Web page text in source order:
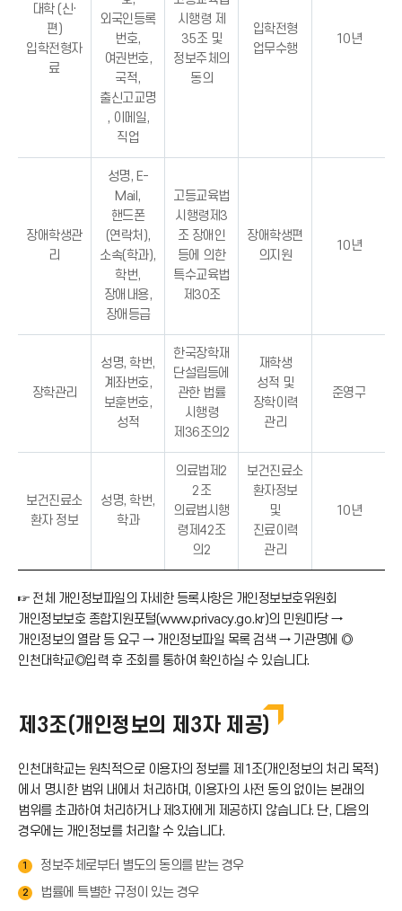
대학 (신·
편)
입학전형자
료
외국인등록
번호,
여권번호,
국적,
출신고교명
, 이메일,
직업
시행령 제
35조 및
정보주체의
동의
입학전형
업무수행
10년
장애학생관
리
성명, E-
Mail,
핸드폰
(연락처),
소속(학과),
학번,
장애내용,
장애등급
고등교육법
시행령제3
조 장애인
등에 의한
특수교육법
제30조
장애학생편
의지원
10년
장학관리
성명, 학번,
계좌번호,
보훈번호,
성적
한국장학재
단설립등에
관한 법률
시행령
제36조의2
재학생
성적 및
장학이력
관리
준영구
보건진료소
환자 정보
성명, 학번,
학과
의료법제2
2조
의료법시행
령제42조
의2
보건진료소
환자정보
및
진료이력
관리
10년
☞ 전체 개인정보파일의 자세한 등록사항은 개인정보보호위원회
개인정보보호 종합지원포털(www.privacy.go.kr)의 민원마당 →
개인정보의 열람 등 요구 → 개인정보파일 목록 검색 → 기관명에 ◎
인천대학교◎입력 후 조회를 통하여 확인하실 수 있습니다.
제3조(개인정보의 제3자 제공)
인천대학교는 원칙적으로 이용자의 정보를 제1조(개인정보의 처리 목적)
에서 명시한 범위 내에서 처리하며, 이용자의 사전 동의 없이는 본래의
범위를 초과하여 처리하거나 제3자에게 제공하지 않습니다. 단, 다음의
경우에는 개인정보를 처리할 수 있습니다.
1 정보주체로부터 별도의 동의를 받는 경우
2 법률에 특별한 규정이 있는 경우